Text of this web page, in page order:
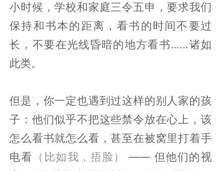
小时候，学校和家庭三令五申，要求我们
保持和书本的距离，看书的时间不要过
长，不要在光线昏暗的地方看书……诸如
此类。
但是，你一定也遇到过这样的别人家的孩
子：他们似乎不把这些禁令放在心上，该
怎么看书就怎么看，甚至在被窝里打着手
电看 （比如我，捂脸）
—— 但他们的视